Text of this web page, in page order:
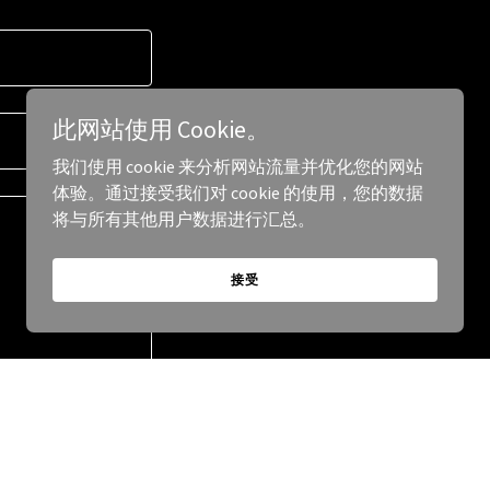
此网站使用 Cookie。
我们使用 cookie 来分析网站流量并优化您的网站
体验。通过接受我们对 cookie 的使用，您的数据
将与所有其他用户数据进行汇总。
接受